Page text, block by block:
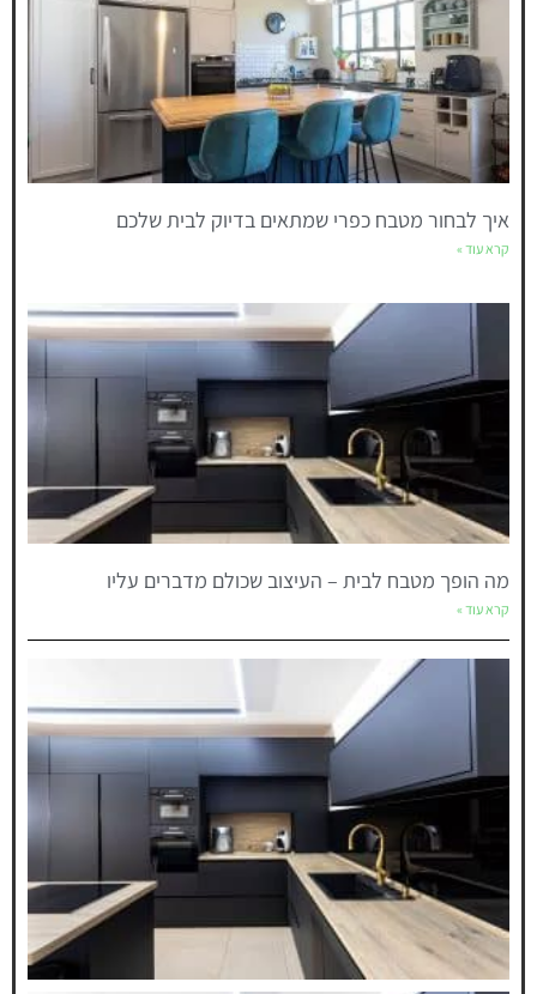
איך לבחור מטבח כפרי שמתאים בדיוק לבית שלכם
קרא עוד »
מה הופך מטבח לבית – העיצוב שכולם מדברים עליו
קרא עוד »